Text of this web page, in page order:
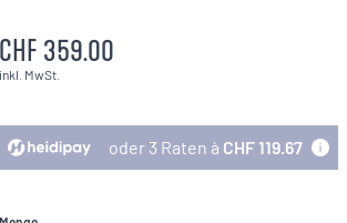
CHF 359.00
inkl. MwSt.
oder 3 Raten à CHF 119.67